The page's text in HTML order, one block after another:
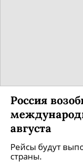
Россия
августа
Рейсы будут
страны.